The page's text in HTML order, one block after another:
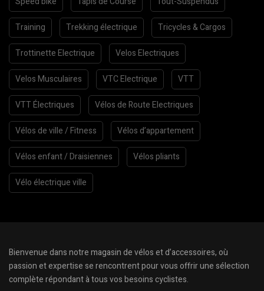
Training Trekking électrique Tricycles & Cargos
Trottinette Electrique Velos Electriques
Velos Musculaires VTC Electrique VTT
VTT Électriques Vélos de Route Electriques
Vélos de ville / Fitness Vélos d’appartement
Vélos enfant / Draisiennes Vélos pliants
Vélo électrique ville
Bienvenue dans notre magasin de vélos et d’accessoires, où
passion et expertise se rencontrent pour vous offrir une sélection
complète répondant à tous vos besoins cyclistes.